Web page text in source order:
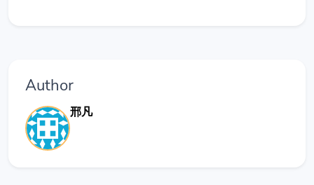
Author
邢凡